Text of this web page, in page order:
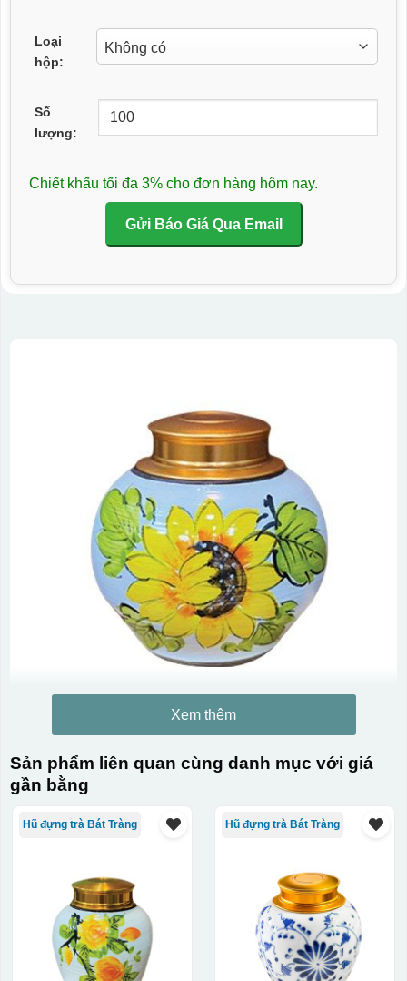
Loại
hộp:
Số
lượng:
Chiết khấu tối đa 3% cho đơn hàng hôm nay.
Gửi Báo Giá Qua Email
Xem thêm
Sản phẩm liên quan cùng danh mục với giá
gần bằng
Hũ đựng trà Bát Tràng Hũ đựng trà Bát Tràng